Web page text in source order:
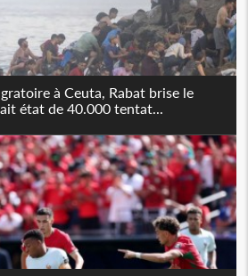
à Ceuta, Rabat brise le
état de 40.000 tentat...